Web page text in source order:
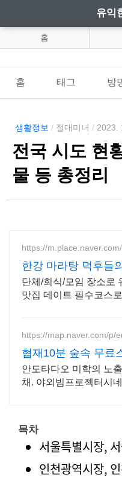
유익
홈
홈 태그 방
생활정보 / 절대미녀 / 2023.
전국 시도 현
물 등 총정리
https://
한강 마라탕 덕후들
수길 웨이팅맛집
단체/회식/모임 장소로
맛집 데이트 필수코스
https://map.naver.com/p/
협재10분 숲속 무료
침대 2개 가족/커플
안도타다오 미학의 노
채. 야외빔프로젝터시
목차
서울특별시장,
인천광역시장,